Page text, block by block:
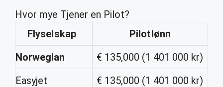
Hvor mye Tjener en Pilot?
Flyselskap
Pilotlønn
Norwegian
€ 135,000 (1 401 000 kr)
Easyjet
€ 135,000 (1 401 000 kr)